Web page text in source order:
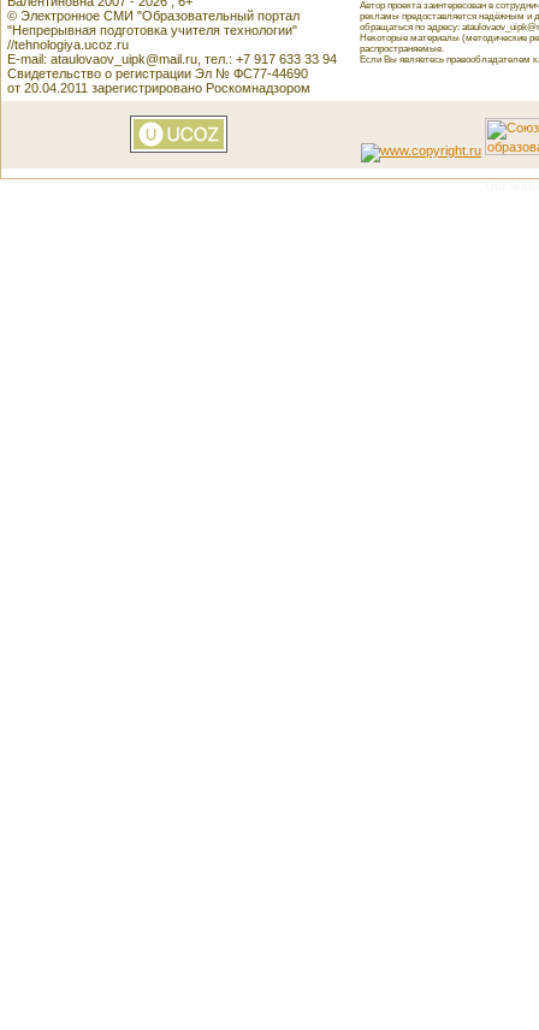
© Электронное СМИ "Образовательный портал
"Непрерывная подготовка учителя технологии"
//tehnologiya.ucoz.ru
E-mail: ataulovaov_uipk@mail.ru, тел.: +7 917 633 33 94
Свидетельство о регистрации Эл № ФС77-44690
от 20.04.2011 зарегистрировано Роскомнадзором
Автор проекта заинтересован в
рекламы предоставляется надёжным и
обращаться по адресу:
Некоторые материалы (методические
распространяемые.
Если Вы являетесь правообладателем